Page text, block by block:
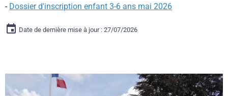
- Dossier d'inscription enfant 3-6 ans mai 2026
Date de dernière mise à jour : 27/07/2026